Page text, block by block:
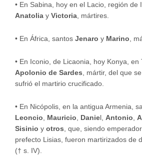
• En Sabina, hoy en el Lacio, región de
Anatolia y Victoria , mártires.
• En África, santos Jenaro y Marino ,
• En Iconio, de Licaonia, hoy Konya, en
Apolonio de Sardes , mártir, del que
sufrió el martirio crucificado.
• En Nicópolis, en la antigua Armenia,
Leoncio
Mauricio Daniel, Antonio
Sisinio y otros , que, siendo
prefecto Lisias, fueron martirizados de
(† s. IV).